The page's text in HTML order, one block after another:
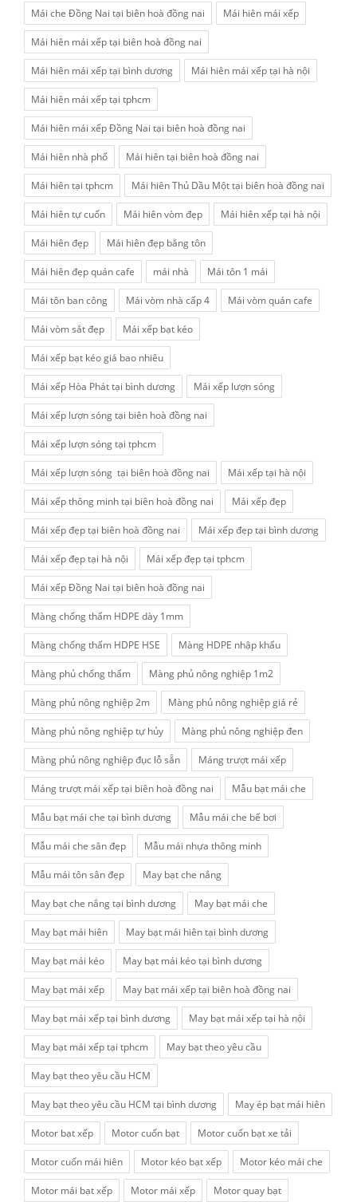
Mái che Đồng Nai tại biên hoà đồng nai Mái hiên mái xếp
Mái hiên mái xếp tại biên hoà đồng nai
Mái hiên mái xếp tại bình dương Mái hiên mái xếp tại hà nội
Mái hiên mái xếp tại tphcm
Mái hiên mái xếp Đồng Nai tại biên hoà đồng nai
Mái hiên nhà phố Mái hiên tại biên hoà đồng nai
Mái hiên tại tphcm Mái hiên Thủ Dầu Một tại biên hoà đồng nai
Mái hiên tự cuốn Mái hiên vòm đẹp Mái hiên xếp tại hà nội
Mái hiên đẹp Mái hiên đẹp bằng tôn
Mái hiên đẹp quán cafe mái nhà Mái tôn 1 mái
Mái tôn ban công Mái vòm nhà cấp 4 Mái vòm quán cafe
Mái vòm sắt đẹp Mái xếp bạt kéo
Mái xếp bạt kéo giá bao nhiêu
Mái xếp Hòa Phát tại bình dương Mái xếp lượn sóng
Mái xếp lượn sóng tại biên hoà đồng nai
Mái xếp lượn sóng tại tphcm
Mái xếp lượn sóng tại biên hoà đồng nai Mái xếp tại hà nội
Mái xếp thông minh tại biên hoà đồng nai Mái xếp đẹp
Mái xếp đẹp tại biên hoà đồng nai Mái xếp đẹp tại bình dương
Mái xếp đẹp tại hà nội Mái xếp đẹp tại tphcm
Mái xếp Đồng Nai tại biên hoà đồng nai
Màng chống thấm HDPE dày 1mm
Màng chống thấm HDPE HSE Màng HDPE nhập khẩu
Màng phủ chống thấm Màng phủ nông nghiệp 1m2
Màng phủ nông nghiệp 2m Màng phủ nông nghiệp giá rẻ
Màng phủ nông nghiệp tự hủy Màng phủ nông nghiệp đen
Màng phủ nông nghiệp đục lỗ sẵn Máng trượt mái xếp
Máng trượt mái xếp tại biên hoà đồng nai Mẫu bạt mái che
Mẫu bạt mái che tại bình dương Mẫu mái che bể bơi
Mẫu mái che sân đẹp Mẫu mái nhựa thông minh
Mẫu mái tôn sân đẹp May bạt che nắng
May bạt che nắng tại bình dương May bạt mái che
May bạt mái hiên May bạt mái hiên tại bình dương
May bạt mái kéo May bạt mái kéo tại bình dương
May bạt mái xếp May bạt mái xếp tại biên hoà đồng nai
May bạt mái xếp tại bình dương May bạt mái xếp tại hà nội
May bạt mái xếp tại tphcm May bạt theo yêu cầu
May bạt theo yêu cầu HCM
May bạt theo yêu cầu HCM tại bình dương May ép bạt mái hiên
Motor bạt xếp Motor cuốn bạt Motor cuốn bạt xe tải
Motor cuốn mái hiên Motor kéo bạt xếp Motor kéo mái che
Motor mái bạt xếp Motor mái xếp Motor quay bạt